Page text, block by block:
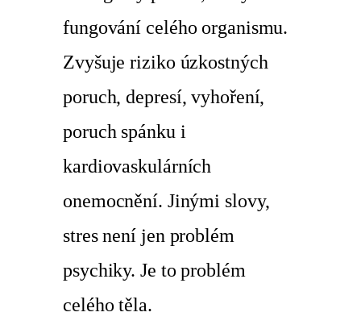
fungování celého organismu.
Zvyšuje riziko úzkostných
poruch, depresí, vyhoření,
poruch spánku i
kardiovaskulárních
onemocnění. Jinými slovy,
stres není jen problém
psychiky. Je to problém
celého těla.